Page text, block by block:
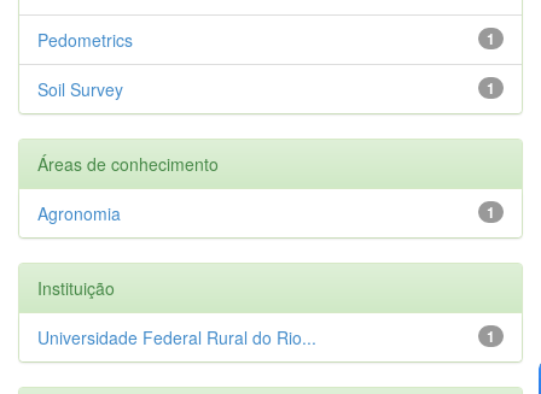
1
Pedometrics
1
Soil Survey
Áreas de conhecimento
1
Agronomia
Instituição
1
Universidade Federal Rural do Rio...